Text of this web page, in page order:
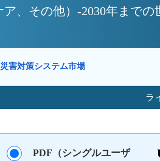
、その他）-2030年までの
災害対策システム市場
ラ
PDF（シングルユーザ